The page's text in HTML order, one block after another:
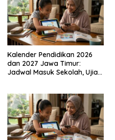
Kalender Pendidikan 2026
dan 2027 Jawa Timur:
Jadwal Masuk Sekolah, Ujian,